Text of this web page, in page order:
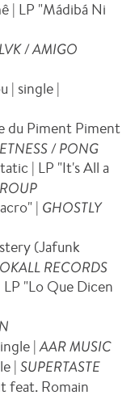
| LP "Mádibá Ni
LVK / AMIGO
| single |
du Piment Piment
/ PONG
| LP "It's All a
| GHOSTLY
(Jafunk
RECORDS
"Lo Que Dicen
|AAR MUSIC
| SUPERTASTE
feat. Romain